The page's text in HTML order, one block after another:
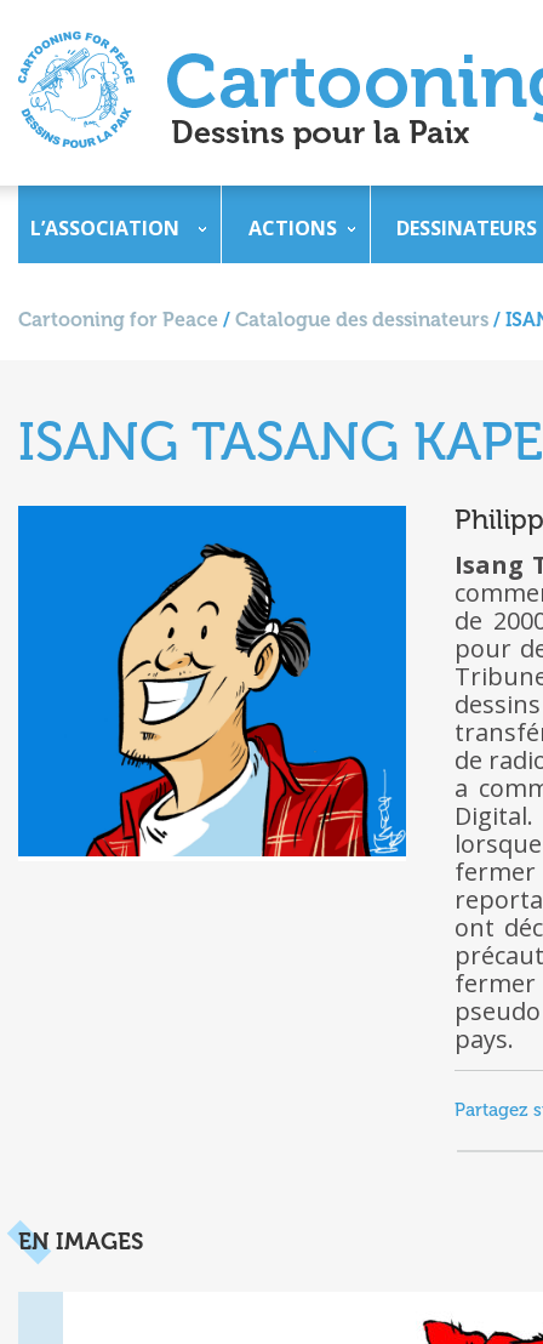
L’ASSOCIATION ACTIONS DESSINATEURS
Cartooning for Peace / Catalogue des dessinateurs /
ISANG TASANG KAPE
Isang
de
pour
de
a
ont
fermer
pays.
Partagez
EN IMAGES